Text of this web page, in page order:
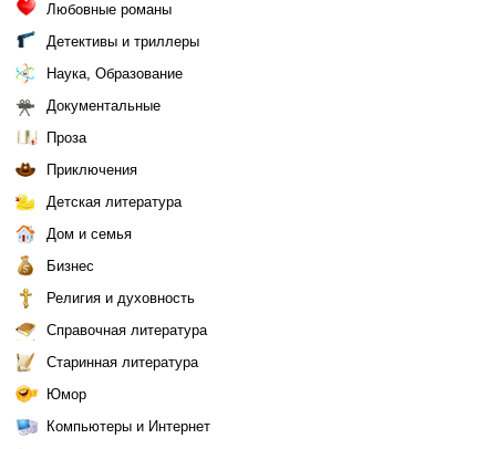
Любовные романы
Детективы и триллеры
Наука, Образование
Документальные
Проза
Приключения
Детская литература
Дом и семья
Бизнес
Религия и духовность
Справочная литература
Старинная литература
Юмор
Компьютеры и Интернет